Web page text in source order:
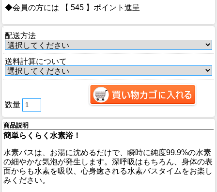
◆会員の方には 【 545 】ポイント進呈
配送方法
送料計算について
数量
商品説明
簡単らくらく水素浴！
水素バスは、お湯に沈めるだけで、瞬時に純度99.9%の水素
の細やかな気泡が発生します。深呼吸はもちろん、身体の表
面からも水素を吸収、心身癒される水素バスタイムをお楽し
みください。